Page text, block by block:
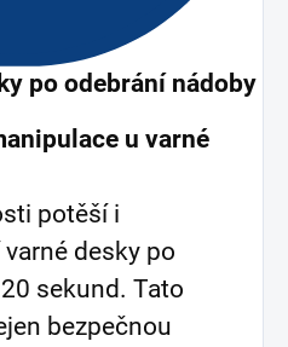
po odebrání nádoby
u varné
potěší i
desky po
sekund. Tato
bezpečnou